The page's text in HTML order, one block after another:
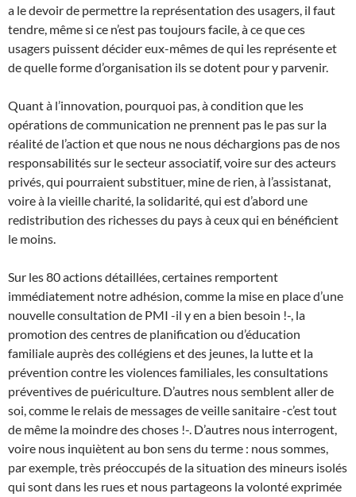
a le devoir de permettre la représentation des usagers, il faut
tendre, même si ce n’est pas toujours facile, à ce que ces
usagers puissent décider eux-mêmes de qui les représente et
de quelle forme d’organisation ils se dotent pour y parvenir.
Quant à l’innovation, pourquoi pas, à condition que les
opérations de communication ne prennent pas le pas sur la
réalité de l’action et que nous ne nous déchargions pas de nos
responsabilités sur le secteur associatif, voire sur des acteurs
privés, qui pourraient substituer, mine de rien, à l’assistanat,
voire à la vieille charité, la solidarité, qui est d’abord une
redistribution des richesses du pays à ceux qui en bénéficient
le moins.
Sur les 80 actions détaillées, certaines remportent
immédiatement notre adhésion, comme la mise en place d’une
nouvelle consultation de PMI -il y en a bien besoin !-, la
promotion des centres de planification ou d’éducation
familiale auprès des collégiens et des jeunes, la lutte et la
prévention contre les violences familiales, les consultations
préventives de puériculture. D’autres nous semblent aller de
soi, comme le relais de messages de veille sanitaire -c’est tout
de même la moindre des choses !-. D’autres nous interrogent,
voire nous inquiètent au bon sens du terme : nous sommes,
par exemple, très préoccupés de la situation des mineurs isolés
qui sont dans les rues et nous partageons la volonté exprimée